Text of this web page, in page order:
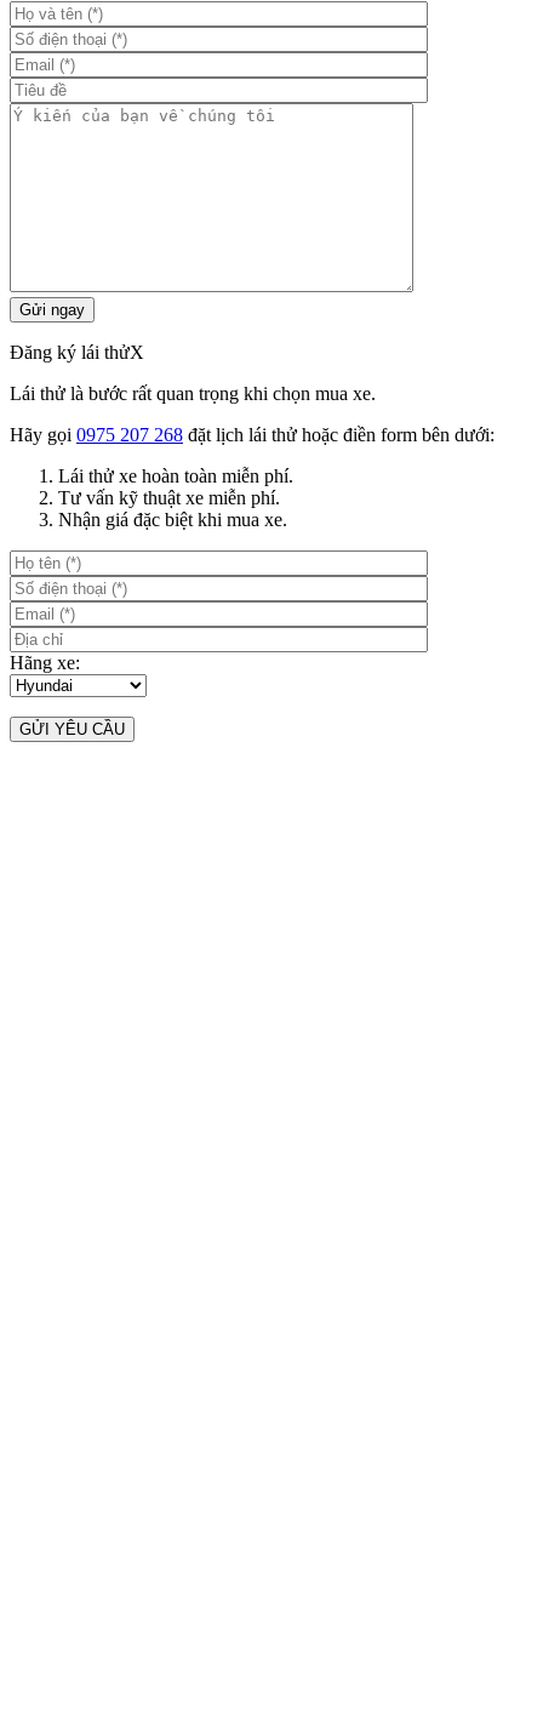
Đăng ký lái thửX
Lái thử là bước rất quan trọng khi chọn mua xe.
Hãy gọi 0975 207 268 đặt lịch lái thử hoặc điền form bên dưới:
Lái thử xe hoàn toàn miễn phí.
Tư vấn kỹ thuật xe miễn phí.
Nhận giá đặc biệt khi mua xe.
Hãng xe: